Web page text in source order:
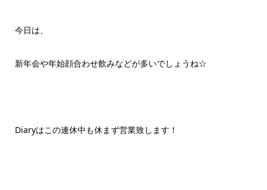
今日は、
新年会や年始顔合わせ飲みなどが多いでしょうね☆
Diaryはこの連休中も休まず営業致します！